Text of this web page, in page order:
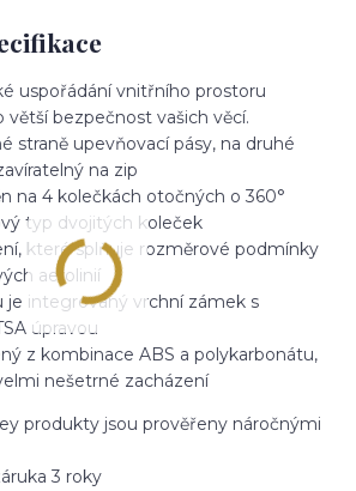
uspořádání vnitřního prostoru
větší bezpečnost vašich věcí.
straně upevňovací pásy, na druhé
na zip
na 4 kolečkách otočných o 360°
typ dvojitých koleček
které splňuje rozměrové podmínky
aerolinií
integrovaný vrchní zámek s
úpravou
z kombinace ABS a polykarbonátu,
nešetrné zacházení
produkty jsou prověřeny náročnými
3 roky